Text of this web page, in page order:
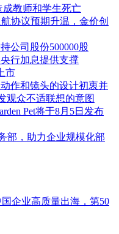
教师和学生死亡
协议预期升温，金价创
公司股份500000股
行加息提供支撑
市
作和镜头的设计初衷并
观众不适联想的意图
Pet将于8月5日发布
部，助力企业规模化部